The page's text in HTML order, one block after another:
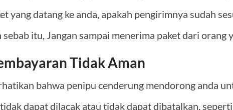
yang datang ke anda, apakah pengirimnya sudah
itu, Jangan sampai menerima paket dari orang
Tidak Aman
bahwa penipu cenderung mendorong anda
dapat dilacak atau tidak dapat dibatalkan,